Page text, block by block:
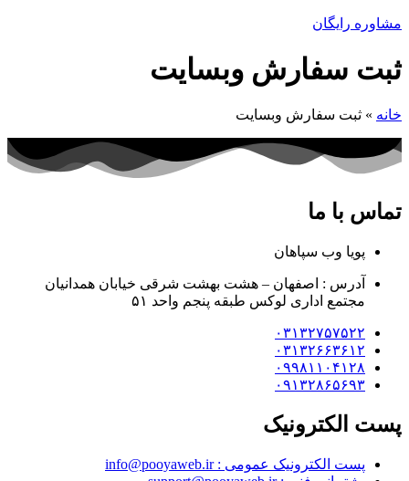
مشاوره رایگان
ثبت سفارش وبسایت
خانه » ثبت سفارش وبسایت
تماس با ما
پویا وب سپاهان
آدرس : اصفهان – هشت بهشت شرقی خیابان همدانیان
مجتمع اداری لوکس طبقه پنجم واحد ۵۱
۰۳۱۳۲۷۵۷۵۲۲
۰۳۱۳۲۶۶۳۶۱۲
۰۹۹۸۱۱۰۴۱۲۸
۰۹۱۳۲۸۶۵۶۹۳
پست الکترونیک
پست الکترونیک عمومی : info@pooyaweb.ir